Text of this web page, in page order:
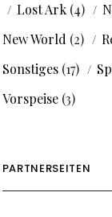
Lost Ark(4)
New World (2)
Sonstiges(17)
Vorspeise(3)
PARTNERSEITEN